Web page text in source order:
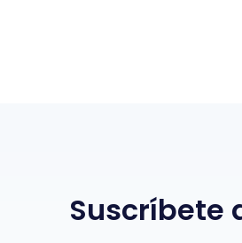
Suscríbete